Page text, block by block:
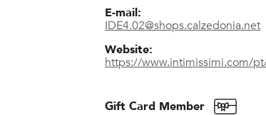
E-mail:
IDE4.02@shops.calzedonia.net
Website:
Gift Card Member